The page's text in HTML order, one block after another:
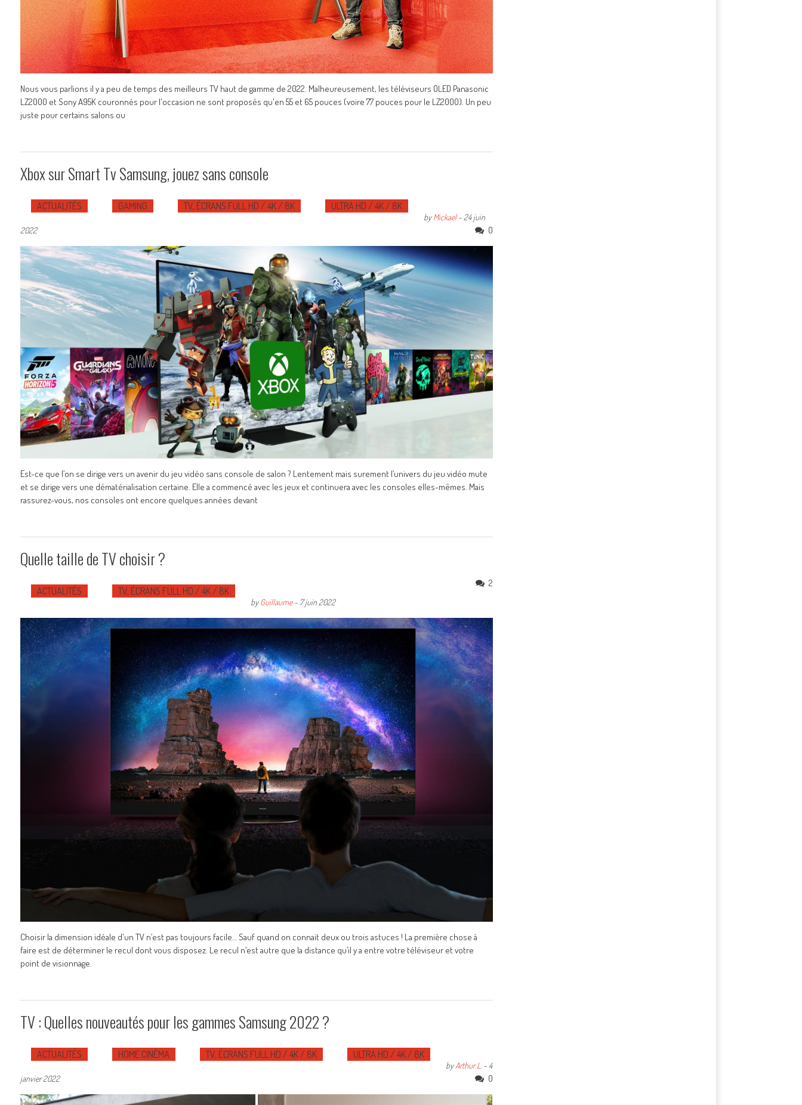
Nous vous parlions il y a peu de temps des meilleurs TV haut de gamme de 2022. Malheureusement, les téléviseurs OLED Panasonic
LZ2000 et Sony A95K couronnés pour l'occasion ne sont proposés qu'en 55 et 65 pouces (voire 77 pouces pour le LZ2000). Un peu
juste pour certains salons ou
Xbox sur Smart Tv Samsung, jouez sans console
ACTUALITÉS GAMING TV, ÉCRANS FULL HD / 4K / 8K ULTRA HD / 4K / 8K
byMickael- 24 juin
2022
0
Est-ce que l’on se dirige vers un avenir du jeu vidéo sans console de salon ? Lentement mais surement l’univers du jeu vidéo mute
et se dirige vers une dématérialisation certaine. Elle a commencé avec les jeux et continuera avec les consoles elles-mêmes. Mais
rassurez-vous, nos consoles ont encore quelques années devant
Quelle taille de TV choisir ?
ACTUALITÉS TV, ÉCRANS FULL HD / 4K / 8K
byGuillaume- 7 juin 2022
2
Choisir la dimension idéale d'un TV n’est pas toujours facile… Sauf quand on connait deux ou trois astuces ! La première chose à
faire est de déterminer le recul dont vous disposez. Le recul n’est autre que la distance qu’il y a entre votre téléviseur et votre
point de visionnage.
TV : Quelles nouveautés pour les gammes Samsung 2022 ?
ACTUALITÉS HOME CINÉMA TV, ÉCRANS FULL HD / 4K / 8K ULTRA HD / 4K / 8K
byArthur L. - 4
janvier 2022
0